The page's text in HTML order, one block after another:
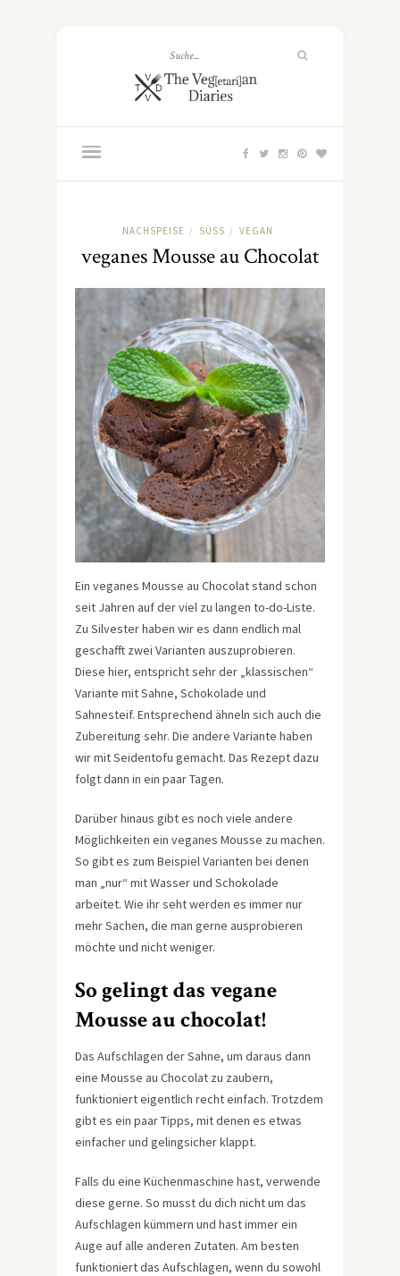
NACHSPEISE / SÜSS / VEGAN
veganes Mousse au Chocolat
Ein veganes Mousse au Chocolat stand schon
seit Jahren auf der viel zu langen to-do-Liste.
Zu Silvester haben wir es dann endlich mal
geschafft zwei Varianten auszuprobieren.
Diese hier, entspricht sehr der „klassischen“
Variante mit Sahne, Schokolade und
Sahnesteif. Entsprechend ähneln sich auch die
Zubereitung sehr. Die andere Variante haben
wir mit Seidentofu gemacht. Das Rezept dazu
folgt dann in ein paar Tagen.
Darüber hinaus gibt es noch viele andere
Möglichkeiten ein veganes Mousse zu machen.
So gibt es zum Beispiel Varianten bei denen
man „nur“ mit Wasser und Schokolade
arbeitet. Wie ihr seht werden es immer nur
mehr Sachen, die man gerne ausprobieren
möchte und nicht weniger.
So gelingt das vegane
Mousse au chocolat!
Das Aufschlagen der Sahne, um daraus dann
eine Mousse au Chocolat zu zaubern,
funktioniert eigentlich recht einfach. Trotzdem
gibt es ein paar Tipps, mit denen es etwas
einfacher und gelingsicher klappt.
Falls du eine Küchenmaschine hast, verwende
diese gerne. So musst du dich nicht um das
Aufschlagen kümmern und hast immer ein
Auge auf alle anderen Zutaten. Am besten
funktioniert das Aufschlagen, wenn du sowohl